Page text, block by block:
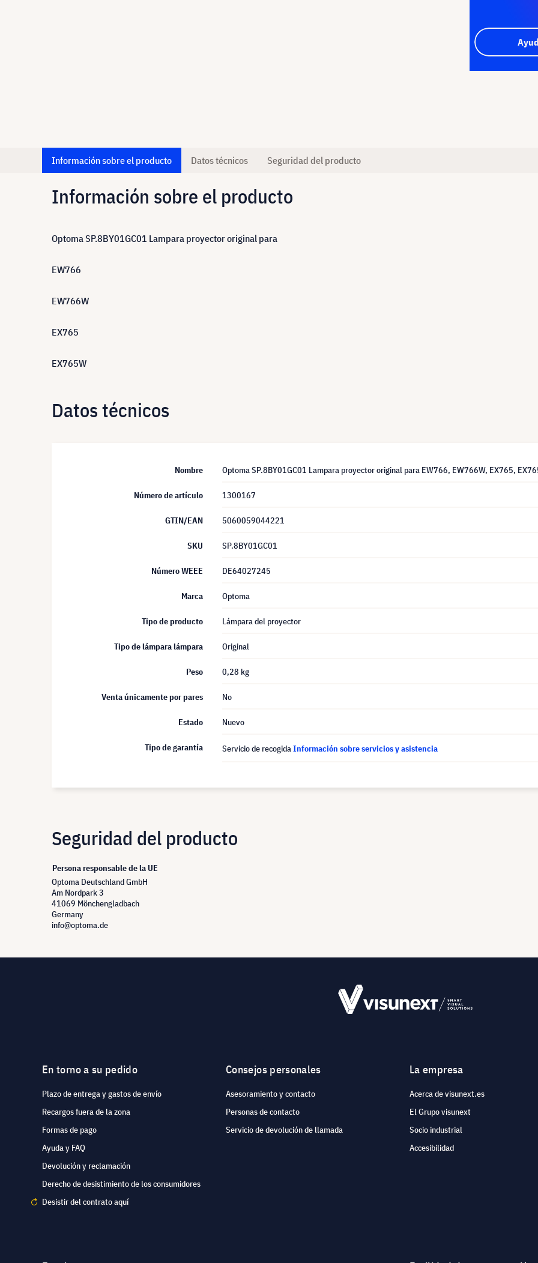
Información sobre el producto Datos técnicos Seguridad del producto
Información sobre el producto
Optoma SP.8BY01GC01 Lampara proyector original para
EW766
EW766W
EX765
EX765W
Datos técnicos
Nombre Optoma SP.8BY01GC01 Lampara proyector original para EW766, EW766W, EX765,
Número de artículo 1300167
GTIN/EAN 5060059044221
SKU SP.8BY01GC01
Número WEEE DE64027245
Marca Optoma
Tipo de producto Lámpara del proyector
Tipo de lámpara lámpara Original
Peso 0,28 kg
Venta únicamente por pares No
Estado Nuevo
Tipo de garantía Servicio de recogidaInformación sobre servicios y asistencia
Seguridad del producto
Persona responsable de la UE
Optoma Deutschland GmbH
Am Nordpark 3
41069 Mönchengladbach
Germany
info@optoma.de
En torno a su pedido
Plazo de entrega y gastos de envío
Recargos fuera de la zona
Formas de pago
Ayuda y FAQ
Devolución y reclamación
Derecho de desistimiento de los consumidores
Desistir del contrato aquí
Consejos personales
Asesoramiento y contacto
Personas de contacto
Servicio de devolución de llamada
La empresa
Acerca de visunext.es
El Grupo visunext
Socio industrial
Accesibilidad